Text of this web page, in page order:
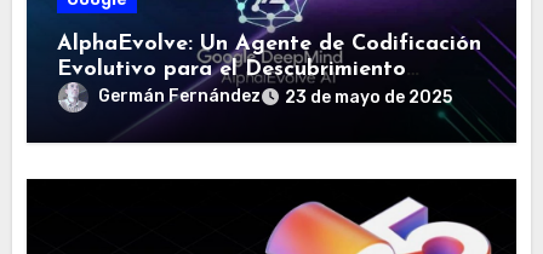
AlphaEvolve: Un Agente de Codificación
Evolutivo para el Descubrimiento
Algorítmico y la Transformación
Científica
Germán Fernández 23 de mayo de 2025